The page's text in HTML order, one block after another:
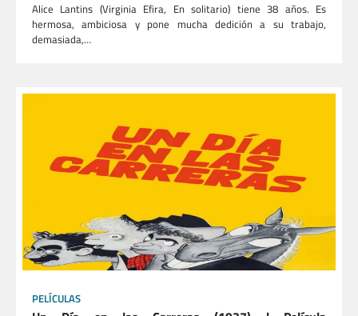
Alice Lantins (Virginia Efira, En solitario) tiene 38 años. Es
hermosa, ambiciosa y pone mucha dedición a su trabajo,
demasiada,…
PELÍCULAS